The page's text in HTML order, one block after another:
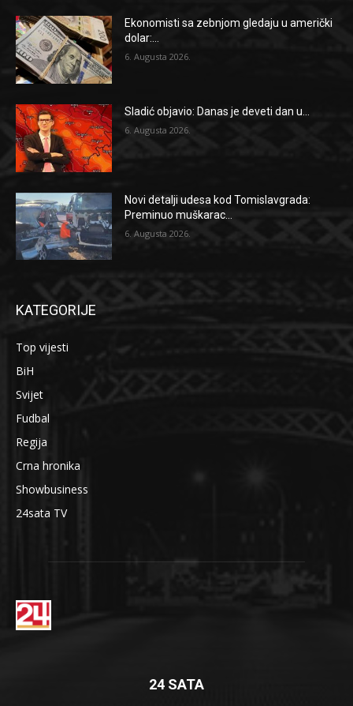
Ekonomisti sa zebnjom gledaju u američki
dolar:...
6. Augusta 2026.
Sladić objavio: Danas je deveti dan u...
6. Augusta 2026.
Novi detalji udesa kod Tomislavgrada:
Preminuo muškarac...
6. Augusta 2026.
KATEGORIJE
Top vijesti
BiH
Svijet
Fudbal
Regija
Crna hronika
Showbusiness
24sata TV
24 SATA